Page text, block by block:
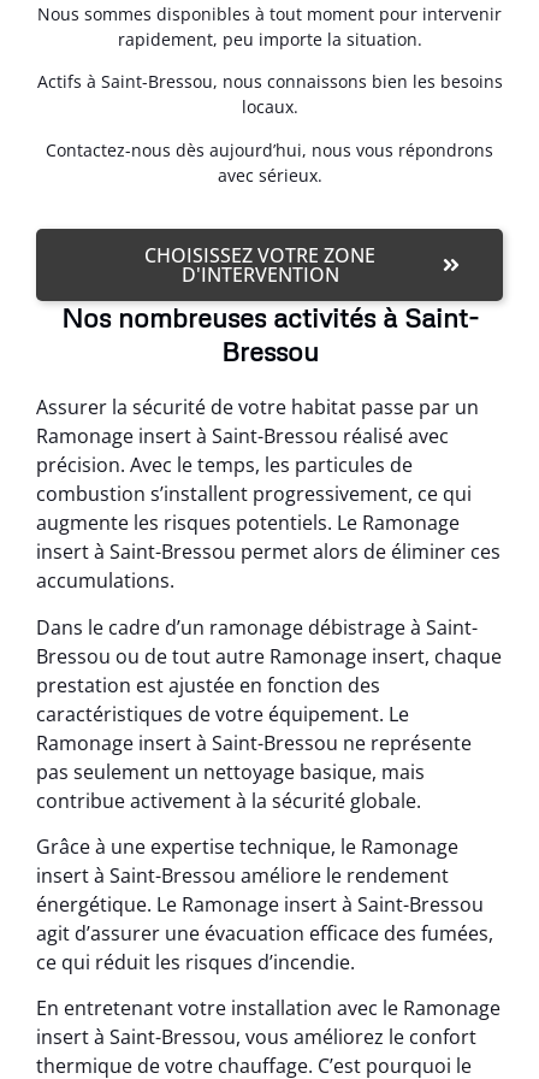
Nous sommes disponibles à tout moment pour intervenir
rapidement, peu importe la situation.
Actifs à Saint-Bressou, nous connaissons bien les besoins
locaux.
Contactez-nous dès aujourd’hui, nous vous répondrons
avec sérieux.
CHOISISSEZ VOTRE ZONE
D'INTERVENTION
Nos nombreuses activités à Saint-
Bressou
Assurer la sécurité de votre habitat passe par un
Ramonage insert à Saint-Bressou réalisé avec
précision. Avec le temps, les particules de
combustion s’installent progressivement, ce qui
augmente les risques potentiels. Le Ramonage
insert à Saint-Bressou permet alors de éliminer ces
accumulations.
Dans le cadre d’un ramonage débistrage à Saint-
Bressou ou de tout autre Ramonage insert, chaque
prestation est ajustée en fonction des
caractéristiques de votre équipement. Le
Ramonage insert à Saint-Bressou ne représente
pas seulement un nettoyage basique, mais
contribue activement à la sécurité globale.
Grâce à une expertise technique, le Ramonage
insert à Saint-Bressou améliore le rendement
énergétique. Le Ramonage insert à Saint-Bressou
agit d’assurer une évacuation efficace des fumées,
ce qui réduit les risques d’incendie.
En entretenant votre installation avec le Ramonage
insert à Saint-Bressou, vous améliorez le confort
thermique de votre chauffage. C’est pourquoi le